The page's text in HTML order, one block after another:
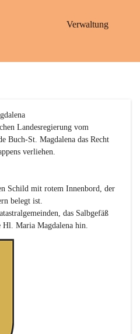
Verwaltung
Landesregierung vom
Buch-St. Magdalena das Recht
verliehen.
Schild mit rotem Innenbord, der
belegt ist.
das Salbgefäß